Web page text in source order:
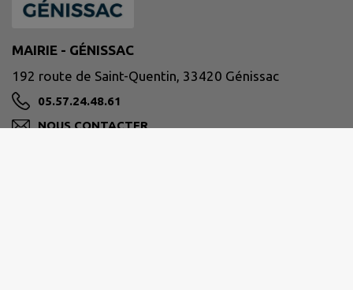
MAIRIE - GÉNISSAC
192 route de Saint-Quentin, 33420 Génissac
05.57.24.48.61
NOUS CONTACTER